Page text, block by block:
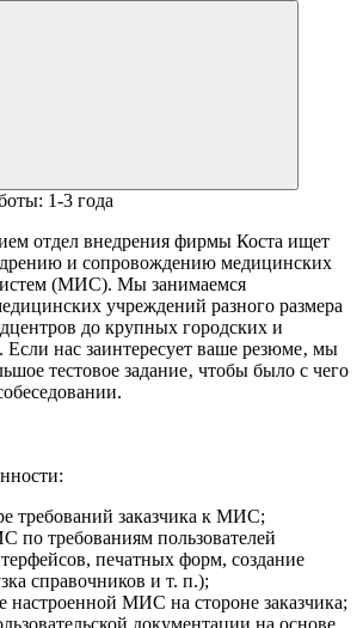
1-3 года
отдел внедрения фирмы Коста ищет
и сопровождению медицинских
(МИС). Мы занимаемся
учреждений разного размера
до крупных городских и
нас заинтересует ваше резюме‚ мы
тестовое задание‚ чтобы было с чего
требований заказчика к МИС;
по требованиям пользователей
печатных форм, создание
справочников и т. п.);
настроенной МИС на стороне заказчика;
документации на основе